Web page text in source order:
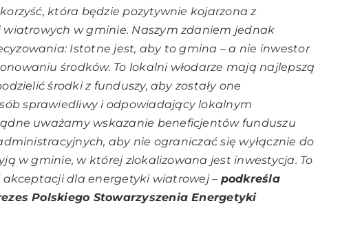
która będzie pozytywnie kojarzona z
w gminie. Naszym zdaniem jednak
Istotne jest, aby to gmina – a nie inwestor
środków. To lokalni włodarze mają najlepszą
środki z funduszy, aby zostały one
sprawiedliwy i odpowiadający lokalnym
uważamy wskazanie beneficjentów funduszu
aby nie ograniczać się wyłącznie do
w gminie, w której zlokalizowana jest inwestycja. To
akceptacji dla energetyki wiatrowej– podkreśla
Polskiego Stowarzyszenia Energetyki